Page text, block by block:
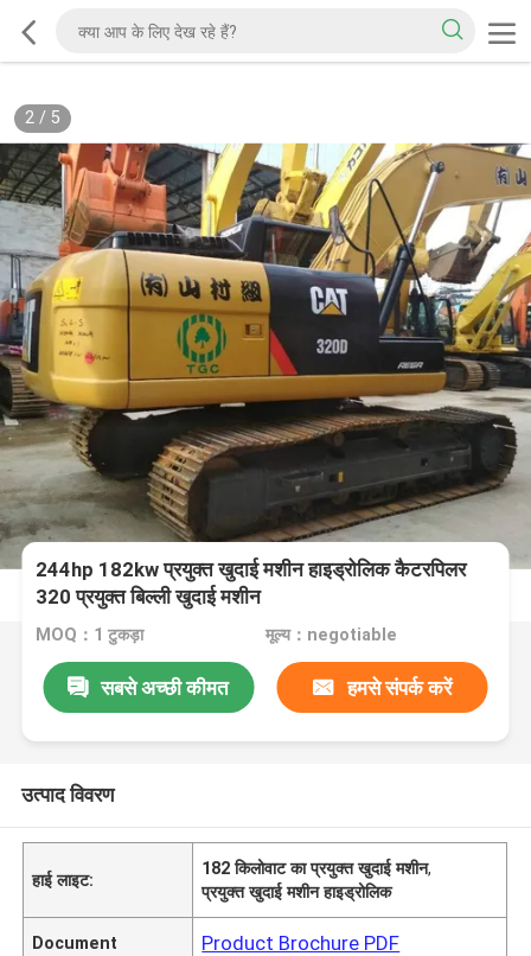
2/ 5
244hp 182kw प्रयुक्त खुदाई मशीन हाइड्रोलिक कैटरपिलर
320 प्रयुक्त बिल्ली खुदाई मशीन
MOQ：1 टुकड़ा मूल्य：negotiable
सबसे अच्छी कीमत हमसे संपर्क करें
उत्पाद विवरण
हाई लाइट:
182 किलोवाट का प्रयुक्त खुदाई मशीन,
प्रयुक्त खुदाई मशीन हाइड्रोलिक
Document Product Brochure PDF